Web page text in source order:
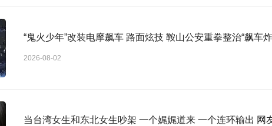
“鬼火少年”改装电摩飙车 路面炫技 鞍山公安重拳整治“飙车
2026-08-02
当台湾女生和东北女生吵架 一个娓娓道来 一个连环输出 网